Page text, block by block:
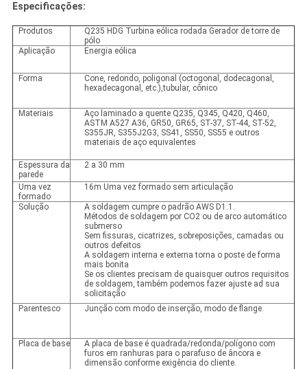
Especificações:
Produtos
Q235 HDG Turbina eólica rodada Gerador de torre de
pólo
Aplicação
Energia eólica
Forma
Cone, redondo, poligonal (octogonal, dodecagonal,
hexadecagonal, etc.),tubular, cônico
Materiais
Aço laminado a quente Q235, Q345, Q420, Q460,
ASTM A527 A36, GR50, GR65, ST-37, ST-44, ST-52,
S355JR, S355J2G3, SS41, SS50, SS55 e outros
materiais de aço equivalentes
Espessura da
parede
2 a 30 mm
Uma vez
formado
16m Uma vez formado sem articulação
Solução
A soldagem cumpre o padrão AWS D1.1.
Métodos de soldagem por CO2 ou de arco automático
submerso
Sem fissuras, cicatrizes, sobreposições, camadas ou
outros defeitos
A soldagem interna e externa torna o poste de forma
mais bonita
Se os clientes precisam de quaisquer outros requisitos
de soldagem, também podemos fazer ajuste ad sua
solicitação
Parentesco
Junção com modo de inserção, modo de flange.
Placa de base
A placa de base é quadrada/redonda/polígono com
furos em ranhuras para o parafuso de âncora e
dimensão conforme exigência do cliente.